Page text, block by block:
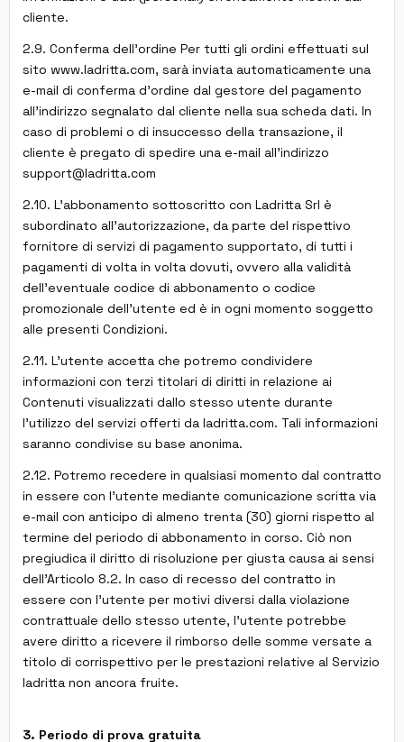
cliente.
2.9. Conferma dell'ordine Per tutti gli ordini effettuati sul
sito www.ladritta.com, sarà inviata automaticamente una
e-mail di conferma d'ordine dal gestore del pagamento
all'indirizzo segnalato dal cliente nella sua scheda dati. In
caso di problemi o di insuccesso della transazione, il
cliente è pregato di spedire una e-mail all'indirizzo
support@ladritta.com
2.10. L'abbonamento sottoscritto con Ladritta Srl è
subordinato all'autorizzazione, da parte del rispettivo
fornitore di servizi di pagamento supportato, di tutti i
pagamenti di volta in volta dovuti, ovvero alla validità
dell'eventuale codice di abbonamento o codice
promozionale dell'utente ed è in ogni momento soggetto
alle presenti Condizioni.
2.11. L'utente accetta che potremo condividere
informazioni con terzi titolari di diritti in relazione ai
Contenuti visualizzati dallo stesso utente durante
l'utilizzo del servizi offerti da ladritta.com. Tali informazioni
saranno condivise su base anonima.
2.12. Potremo recedere in qualsiasi momento dal contratto
in essere con l'utente mediante comunicazione scritta via
e-mail con anticipo di almeno trenta (30) giorni rispetto al
termine del periodo di abbonamento in corso. Ciò non
pregiudica il diritto di risoluzione per giusta causa ai sensi
dell'Articolo 8.2. In caso di recesso del contratto in
essere con l'utente per motivi diversi dalla violazione
contrattuale dello stesso utente, l'utente potrebbe
avere diritto a ricevere il rimborso delle somme versate a
titolo di corrispettivo per le prestazioni relative al Servizio
ladritta non ancora fruite.
3. Periodo di prova gratuita